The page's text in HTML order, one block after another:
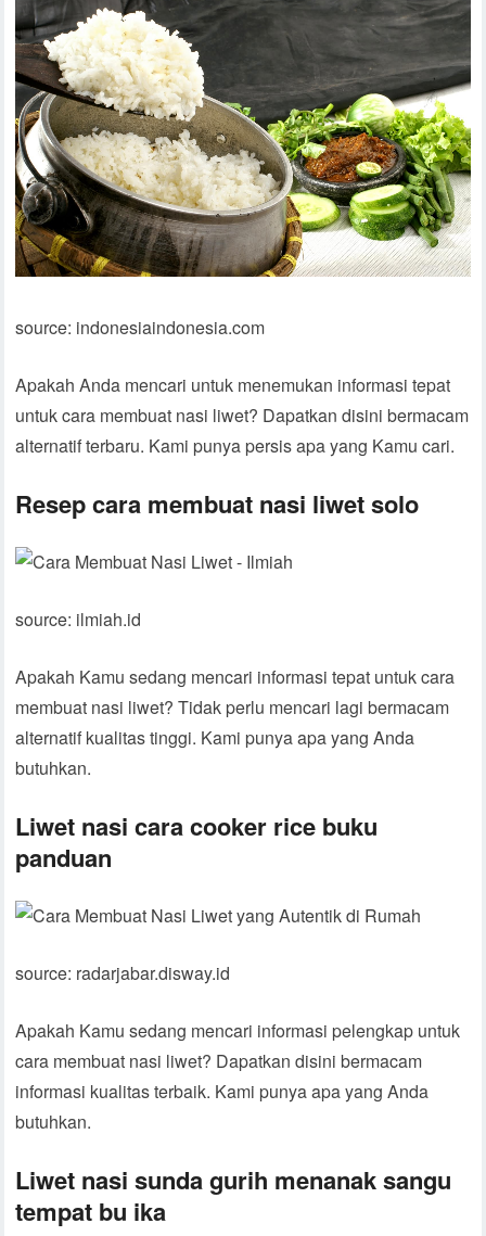
source: indonesiaindonesia.com
Apakah Anda mencari untuk menemukan informasi tepat
untuk cara membuat nasi liwet? Dapatkan disini bermacam
alternatif terbaru. Kami punya persis apa yang Kamu cari.
Resep cara membuat nasi liwet solo
source: ilmiah.id
Apakah Kamu sedang mencari informasi tepat untuk cara
membuat nasi liwet? Tidak perlu mencari lagi bermacam
alternatif kualitas tinggi. Kami punya apa yang Anda
butuhkan.
Liwet nasi cara cooker rice buku
panduan
source: radarjabar.disway.id
Apakah Kamu sedang mencari informasi pelengkap untuk
cara membuat nasi liwet? Dapatkan disini bermacam
informasi kualitas terbaik. Kami punya apa yang Anda
butuhkan.
Liwet nasi sunda gurih menanak sangu
tempat bu ika